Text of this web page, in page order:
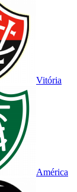
Vitória
América